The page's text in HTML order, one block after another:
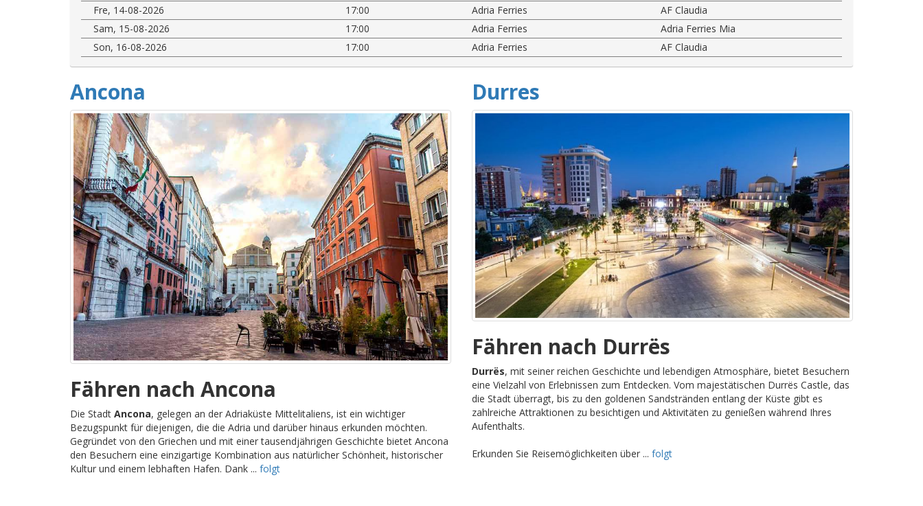
Fre, 14-08-2026
17:00 Adria Ferries
AF Claudia
Sam, 15-08-2026
17:00 Adria Ferries
Adria Ferries Mia
Son, 16-08-2026
17:00 Adria Ferries AF Claudia
Ancona
Fähren nach Ancona
Die Stadt Ancona, gelegen an der Adriaküste Mittelitaliens, ist ein wichtiger
Bezugspunkt für diejenigen, die die Adria und darüber hinaus erkunden möchten.
Gegründet von den Griechen und mit einer tausendjährigen Geschichte bietet Ancona
den Besuchern eine einzigartige Kombination aus natürlicher Schönheit, historischer
Kultur und einem lebhaften Hafen. Dank ... folgt
Durres
Fähren nach Durrës
Durrës, mit seiner reichen Geschichte und lebendigen Atmosphäre, bietet Besuchern
eine Vielzahl von Erlebnissen zum Entdecken. Vom majestätischen Durrës Castle, das
die Stadt überragt, bis zu den goldenen Sandstränden entlang der Küste gibt es
zahlreiche Attraktionen zu besichtigen und Aktivitäten zu genießen während Ihres
Aufenthalts.
Erkunden Sie Reisemöglichkeiten über ... folgt